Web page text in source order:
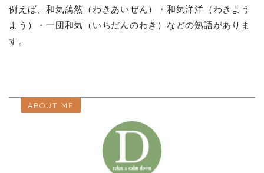
例えば、和気藹然（わきあいぜん）・和気洋洋（わきよう
よう）・一団和気（いちだんのわき）などの熟語がありま
す。
ABOUT ME